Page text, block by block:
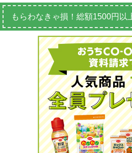
もらわなきゃ損！総額1500円以